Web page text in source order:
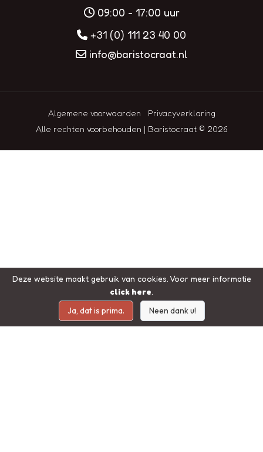
09:00 - 17:00 uur
+31 (0) 111 23 40 00
info@baristocraat.nl
Algemene voorwaarden
Privacyverklaring
Alle rechten voorbehouden | Baristocraat © 2026
Deze website maakt gebruik van cookies. Voor meer informatie
click here.
Ja, dat is prima. Neen dank u!